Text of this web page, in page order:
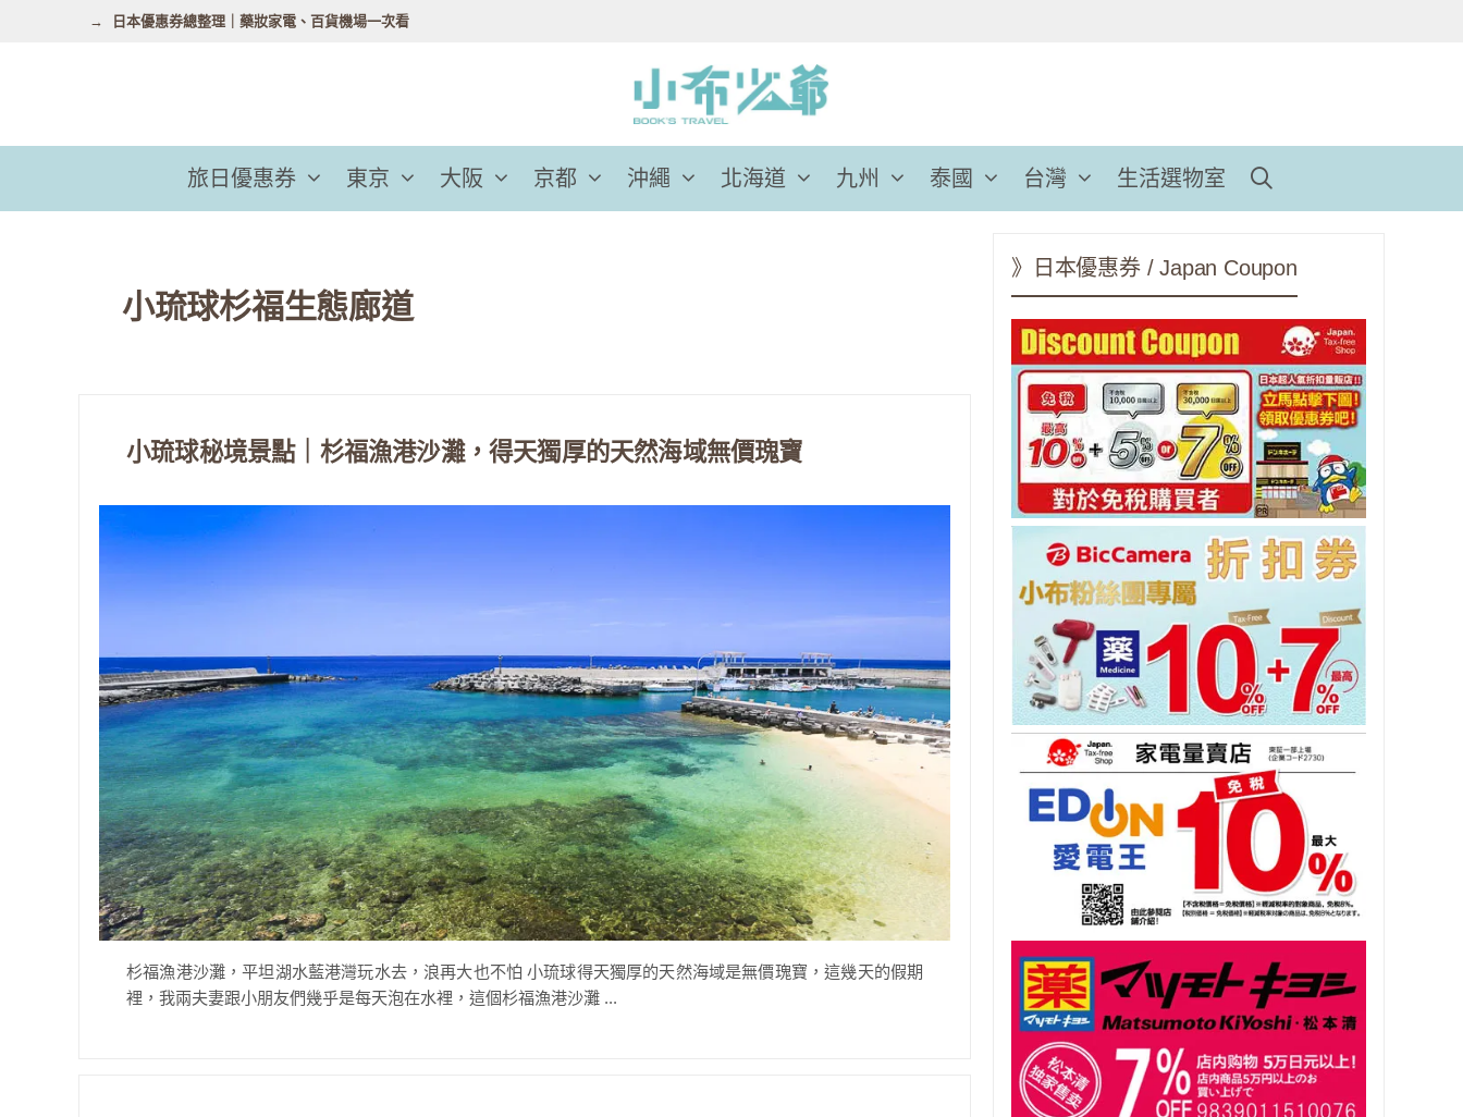
容
日本優惠券總整理｜藥妝家電、百貨機場一次看
旅日優惠券 東京 大阪 京都 沖繩 北海道 九州 泰國 台灣 生活選物室
小琉球杉福生態廊道
小琉球秘境景點｜杉福漁港沙灘，得天獨厚的天然海域無價瑰寶
杉福漁港沙灘，平坦湖水藍港灣玩水去，浪再大也不怕 小琉球得天獨厚的天然海域是無價瑰寶，這幾天的假期
裡，我兩夫妻跟小朋友們幾乎是每天泡在水裡，這個杉福漁港沙灘 ...
》日本優惠券 / Japan Coupon